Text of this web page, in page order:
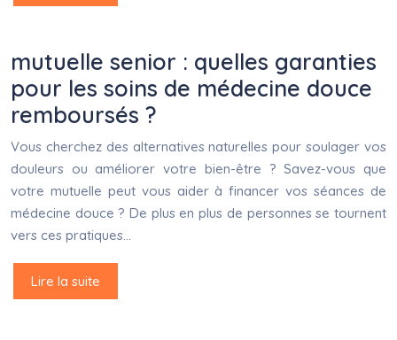
mutuelle senior : quelles garanties
pour les soins de médecine douce
remboursés ?
Vous cherchez des alternatives naturelles pour soulager vos
douleurs ou améliorer votre bien-être ? Savez-vous que
votre mutuelle peut vous aider à financer vos séances de
médecine douce ? De plus en plus de personnes se tournent
vers ces pratiques…
Lire la suite